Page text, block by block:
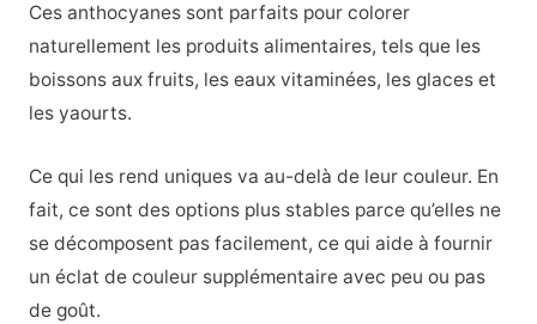
Ces anthocyanes sont parfaits pour colorer
naturellement les produits alimentaires, tels que les
boissons aux fruits, les eaux vitaminées, les glaces et
les yaourts.
Ce qui les rend uniques va au-delà de leur couleur. En
fait, ce sont des options plus stables parce qu’elles ne
se décomposent pas facilement, ce qui aide à fournir
un éclat de couleur supplémentaire avec peu ou pas
de goût.